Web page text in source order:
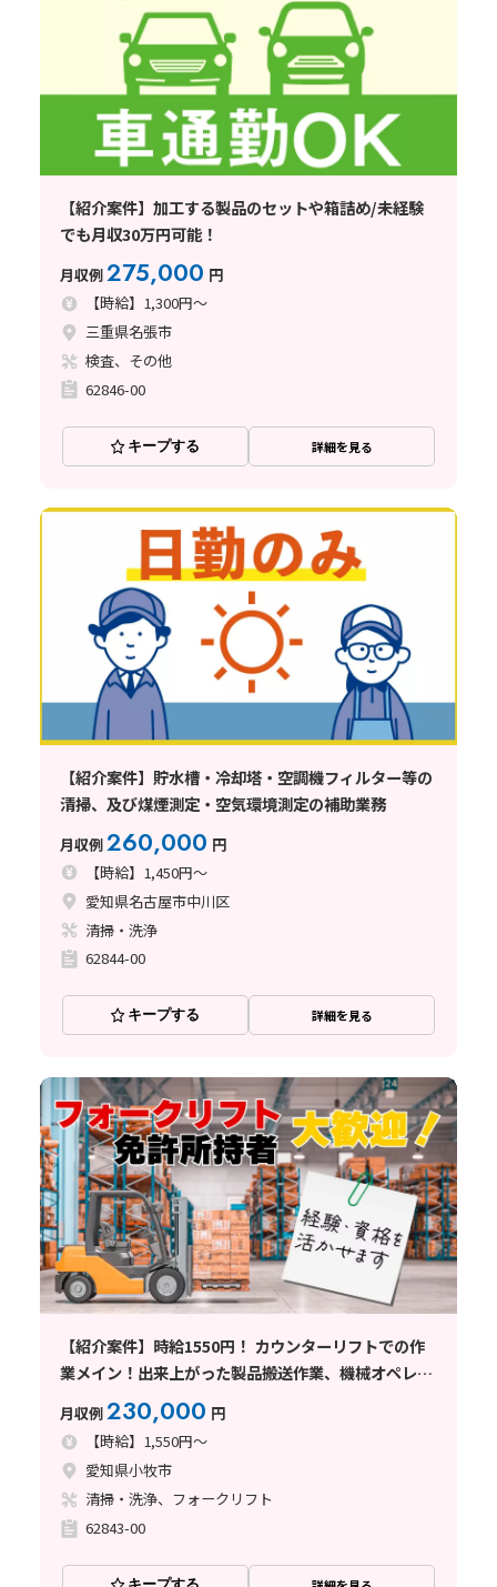
【紹介案件】加工する製品のセットや箱詰め/未経験
でも月収30万円可能！
月収例275,000 円
【時給】1,300円～
三重県名張市
検査、その他
62846-00
キープする 詳細を見る
【紹介案件】貯水槽・冷却塔・空調機フィルター等の
清掃、及び煤煙測定・空気環境測定の補助業務
月収例260,000 円
【時給】1,450円～
愛知県名古屋市中川区
清掃・洗浄
62844-00
キープする 詳細を見る
【紹介案件】時給1550円！ カウンターリフトでの作
業メイン！出来上がった製品搬送作業、機械オペレー
ター作業もあり
月収例230,000 円
【時給】1,550円～
愛知県小牧市
清掃・洗浄、フォークリフト
62843-00